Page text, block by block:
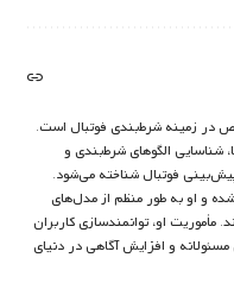
در زمینه شرط‌بندی فوتبال است.
شناسایی الگوهای شرط‌بندی و
فوتبال شناخته می‌شود.
و او به طور منظم از مدل‌های
مأموریت او، توانمندسازی کاربران
و افزایش آگاهی در دنیای